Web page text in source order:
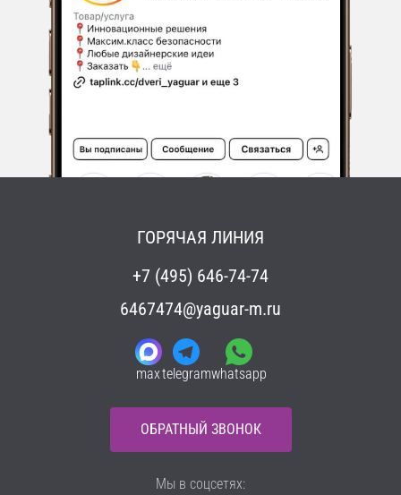
ГОРЯЧАЯ ЛИНИЯ
+7 (495) 646-74-74
6467474@yaguar-m.ru
maxtelegramwhatsapp
ОБРАТНЫЙ ЗВОНОК
Мы в соцсетях: